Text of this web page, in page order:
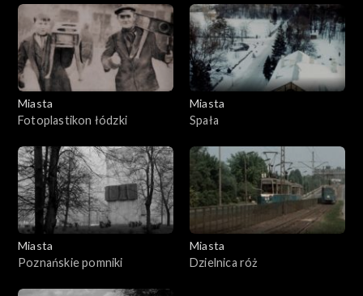
Miasta
Fotoplastikon łódzki
Miasta
Spała
Miasta
Poznańskie pomniki
Miasta
Dzielnica róż